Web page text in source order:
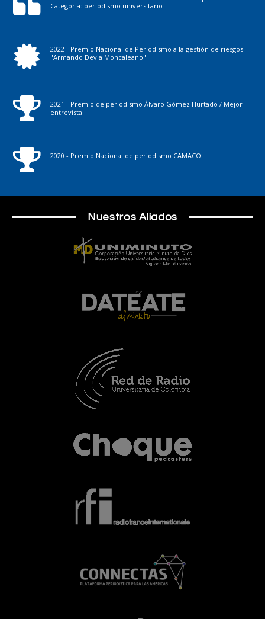
Categoría: periodismo universitario
2022 - Premio Nacional de Periodismo a la gestión de riesgos
"Armando Devia Moncaleano"
2021 - Premio de periodismo Álvaro Gómez Hurtado / Mejor
entrevista
2020 - Premio Nacional de periodismo CAMACOL
Nuestros Aliados